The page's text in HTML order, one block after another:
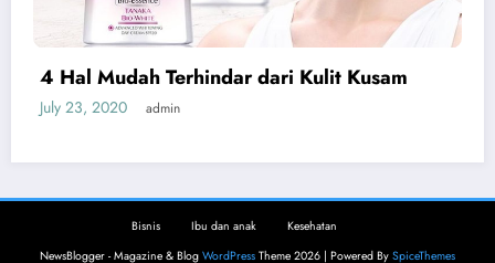
4 Hal Mudah Terhindar dari Kulit Kusam
July 23, 2020 admin
Bisnis Ibu dan anak
Kesehatan
NewsBlogger - Magazine & Blog WordPress Theme 2026 | Powered By SpiceThemes